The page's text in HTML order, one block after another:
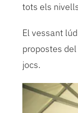
tots els
El vessant
propostes
jocs.